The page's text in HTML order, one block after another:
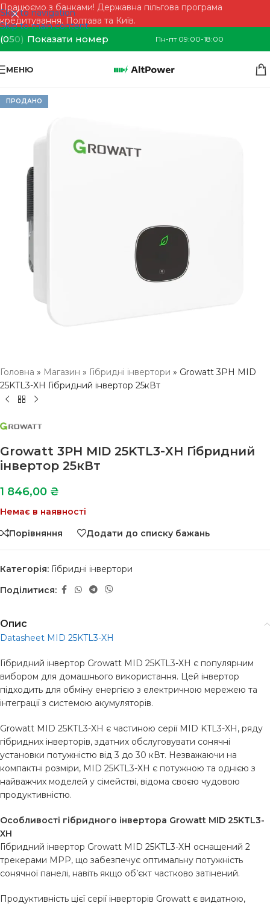
Skip to navigation
Skip to main content
Працюємо з банками! Державна пільгова програма
кредитування. Полтава та Київ.
(050) Показати номер Пн-пт 09:00-18:00
МЕНЮ
ПРОДАНО
Головна » Магазин » Гібридні інвертори » Growatt 3PH MID
25KTL3-XH Гібридний інвертор 25кВт
Growatt 3PH MID 25KTL3-XH Гібридний
інвертор 25кВт
1 846,00 ₴
Немає в наявності
Порівняння
Додати до списку бажань
Категорія: Гібридні інвертори
Поділитися:
Опис
Datasheet MID 25KTL3-XH
Гібридний інвертор Growatt MID 25KTL3-XH є популярним
вибором для домашнього використання. Цей інвертор
підходить для обміну енергією з електричною мережею та
інтеграції з системою акумуляторів.
Growatt MID 25KTL3-XH є частиною серії MID KTL3-XH, ряду
гібридних інверторів, здатних обслуговувати сонячні
установки потужністю від 3 до 30 кВт. Незважаючи на
компактні розміри, MID 25KTL3-XH є потужною та однією з
найважчих моделей у сімействі, відома своєю чудовою
продуктивністю.
Особливості гібридного інвертора Growatt MID 25KTL3-
XH
Гібридний інвертор Growatt MID 25KTL3-XH оснащений 2
трекерами MPP, що забезпечує оптимальну потужність
сонячної панелі, навіть якщо об’єкт частково затінений.
Продуктивність цієї серії інверторів Growatt є видатною,